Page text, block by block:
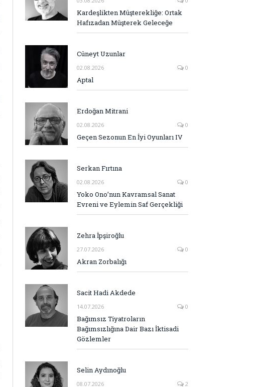
Kardeşlikten Müşterekliğe: Ortak
Hafızadan Müşterek Geleceğe
Cüneyt Uzunlar
02.08.2026 0
Aptal
Erdoğan Mitrani
02.08.2026 0
Geçen Sezonun En İyi Oyunları IV
Serkan Fırtına
02.08.2026 0
Yoko Ono’nun Kavramsal Sanat
Evreni ve Eylemin Saf Gerçekliği
Zehra İpşiroğlu
27.07.2026 0
Akran Zorbalığı
Sacit Hadi Akdede
14.07.2026 0
Bağımsız Tiyatroların
Bağımsızlığına Dair Bazı İktisadi
Gözlemler
Selin Aydınoğlu
08.07.2026 2